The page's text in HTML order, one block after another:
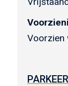
Voorzien